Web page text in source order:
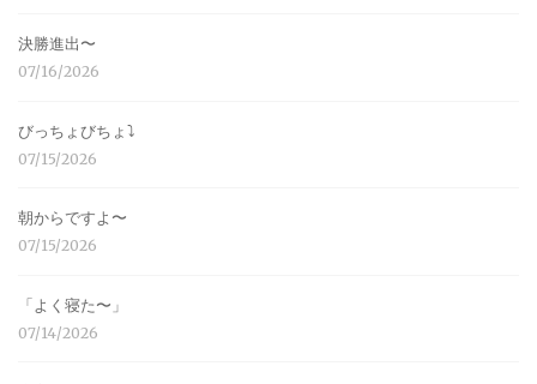
決勝進出〜
07/16/2026
びっちょびちょ⤵︎
07/15/2026
朝からですよ〜
07/15/2026
「よく寝た〜」
07/14/2026